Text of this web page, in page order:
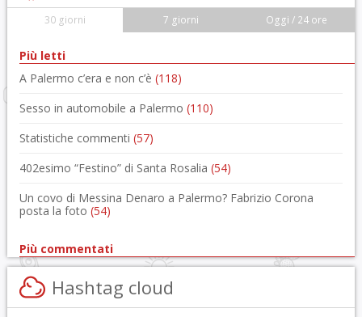
30 giorni 7 giorni Oggi / 24 ore
Più letti
A Palermo c’era e non c’è (118)
Sesso in automobile a Palermo (110)
Statistiche commenti (57)
402esimo “Festino” di Santa Rosalia (54)
Un covo di Messina Denaro a Palermo? Fabrizio Corona
posta la foto (54)
Più commentati
Hashtag cloud